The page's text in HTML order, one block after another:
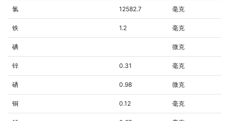
氯 12582.7 毫克
铁 1.2 毫克
碘 微克
锌 0.31 毫克
硒 0.98 微克
铜 0.12 毫克